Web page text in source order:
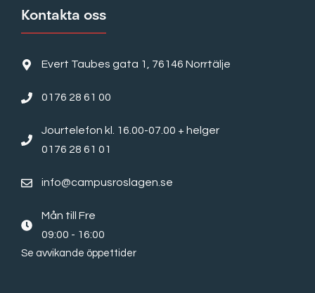
Kontakta oss
Evert Taubes gata 1, 76146 Norrtälje
0176 28 61 00
Jourtelefon kl. 16.00-07.00 + helger
0176 28 61 01
info@campusroslagen.se
Mån till Fre
09:00 - 16:00
Se avvikande öppettider